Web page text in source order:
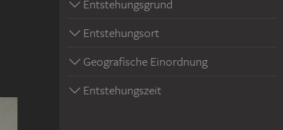
Entstehungsgrund
Entstehungsort
Geografische Einordnung
Entstehungszeit